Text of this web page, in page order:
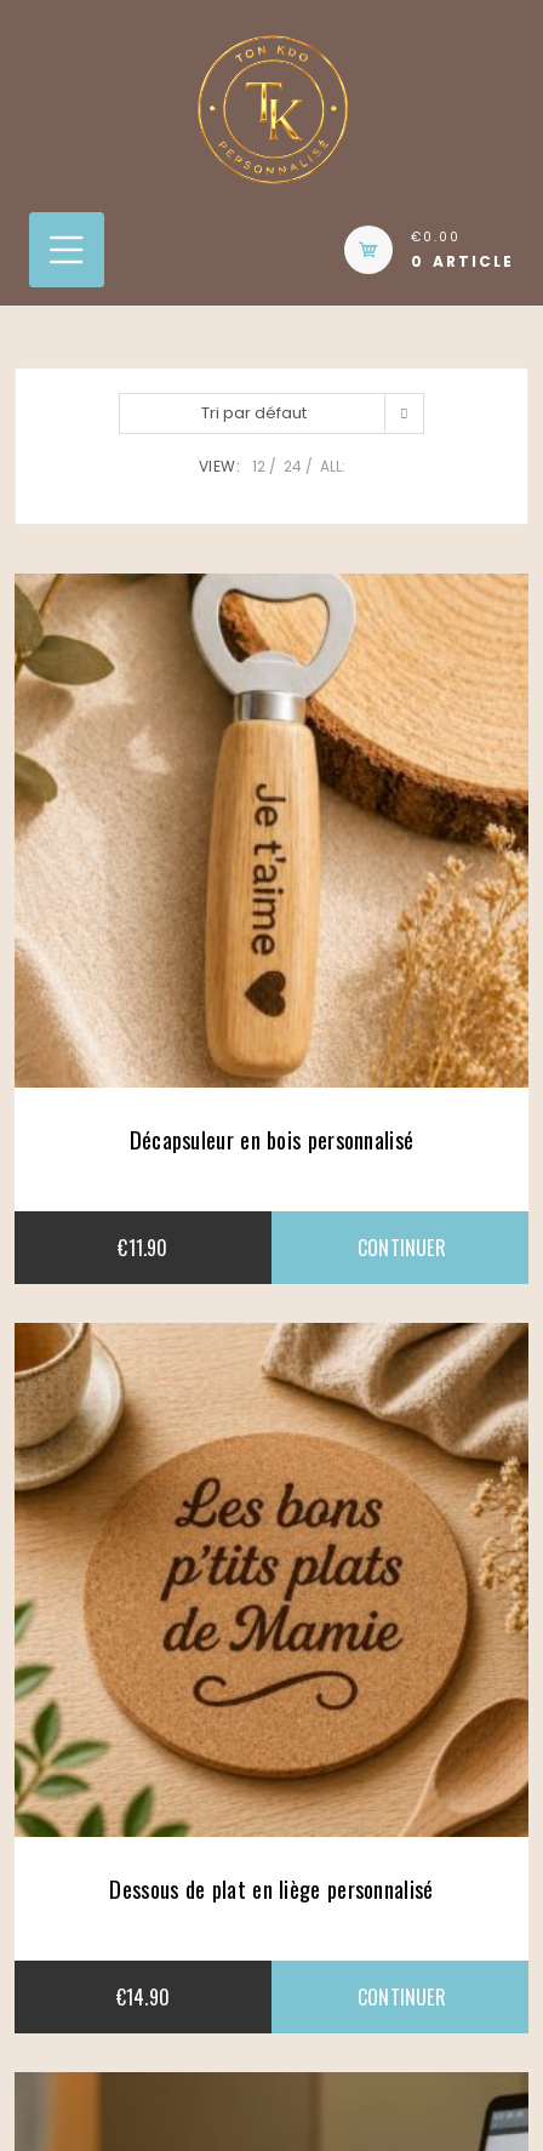
€0.00
0 ARTICLE
Tri par défaut
VIEW: 12 24 ALL:
Décapsuleur en bois personnalisé
€11.90
Dessous de plat en liège personnalisé
€14.90